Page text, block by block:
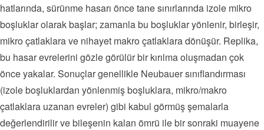
hatlarında, sürünme hasarı önce tane sınırlarında izole mikro
boşluklar olarak başlar; zamanla bu boşluklar yönlenir, birleşir,
mikro çatlaklara ve nihayet makro çatlaklara dönüşür. Replika,
bu hasar evrelerini gözle görülür bir kırılma oluşmadan çok
önce yakalar. Sonuçlar genellikle Neubauer sınıflandırması
(izole boşluklardan yönlenmiş boşluklara, mikro/makro
çatlaklara uzanan evreler) gibi kabul görmüş şemalarla
değerlendirilir ve bileşenin kalan ömrü ile bir sonraki muayene